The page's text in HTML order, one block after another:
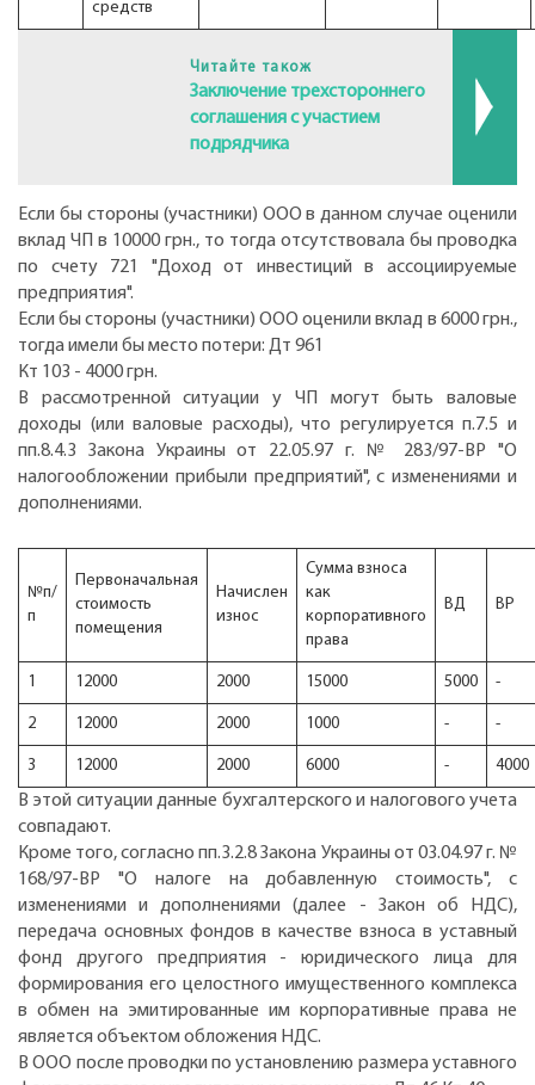
средств
Читайте також
Заключение трехстороннего
соглашения с участием
подрядчика
Если бы стороны (участники) ООО в данном случае оценили
вклад ЧП в 10000 грн., то тогда отсутствовала бы проводка
по счету 721 "Доход от инвестиций в ассоциируемые
предприятия".
Если бы стороны (участники) ООО оценили вклад в 6000 грн.,
тогда имели бы место потери: Дт 961
Кт 103 - 4000 грн.
В рассмотренной ситуации у ЧП могут быть валовые
доходы (или валовые расходы), что регулируется п.7.5 и
пп.8.4.3 Закона Украины от 22.05.97 г. № 283/97-ВР "О
налогообложении прибыли предприятий", с изменениями и
дополнениями.
№п/
п
Первоначальная
стоимость
помещения
Начислен
износ
Сумма взноса
как
корпоративного
права
ВД ВР
1 12000 2000 15000 5000 -
2 12000 2000 1000 - -
3 12000 2000 6000 - 4000
В этой ситуации данные бухгалтерского и налогового учета
совпадают.
Кроме того, согласно пп.3.2.8 Закона Украины от 03.04.97 г. №
168/97-ВР "О налоге на добавленную стоимость", с
изменениями и дополнениями (далее - Закон об НДС),
передача основных фондов в качестве взноса в уставный
фонд другого предприятия - юридического лица для
формирования его целостного имущественного комплекса
в обмен на эмитированные им корпоративные права не
является объектом обложения НДС.
В ООО после проводки по установлению размера уставного